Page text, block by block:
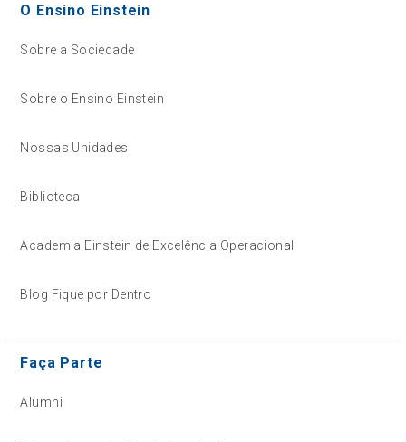
O Ensino Einstein
Sobre a Sociedade
Sobre o Ensino Einstein
Nossas Unidades
Biblioteca
Academia Einstein de Excelência Operacional
Blog Fique por Dentro
Faça Parte
Alumni